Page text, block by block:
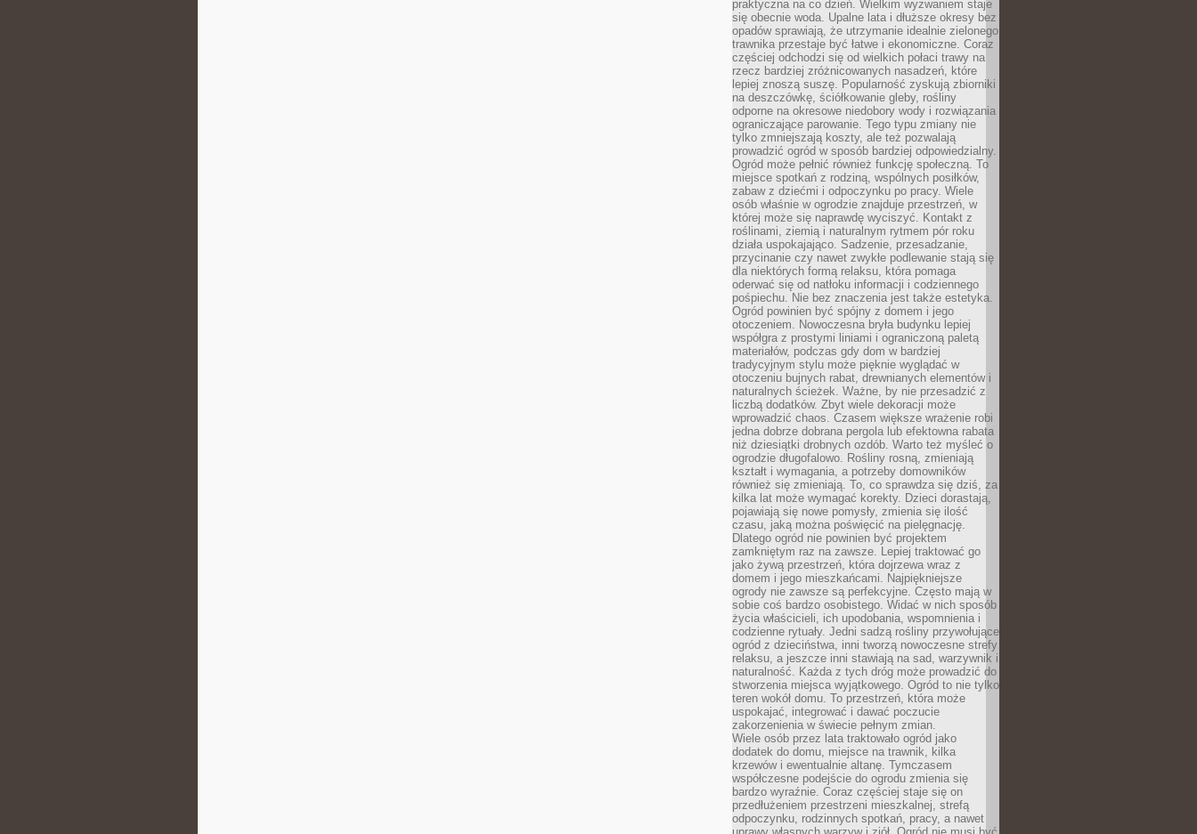
praktyczna na co dzień. Wielkim wyzwaniem staje
się obecnie woda. Upalne lata i dłuższe okresy bez
opadów sprawiają, że utrzymanie idealnie zielonego
trawnika przestaje być łatwe i ekonomiczne. Coraz
częściej odchodzi się od wielkich połaci trawy na
rzecz bardziej zróżnicowanych nasadzeń, które
lepiej znoszą suszę. Popularność zyskują zbiorniki
na deszczówkę, ściółkowanie gleby, rośliny
odporne na okresowe niedobory wody i rozwiązania
ograniczające parowanie. Tego typu zmiany nie
tylko zmniejszają koszty, ale też pozwalają
prowadzić ogród w sposób bardziej odpowiedzialny.
Ogród może pełnić również funkcję społeczną. To
miejsce spotkań z rodziną, wspólnych posiłków,
zabaw z dziećmi i odpoczynku po pracy. Wiele
osób właśnie w ogrodzie znajduje przestrzeń, w
której może się naprawdę wyciszyć. Kontakt z
roślinami, ziemią i naturalnym rytmem pór roku
działa uspokajająco. Sadzenie, przesadzanie,
przycinanie czy nawet zwykłe podlewanie stają się
dla niektórych formą relaksu, która pomaga
oderwać się od natłoku informacji i codziennego
pośpiechu. Nie bez znaczenia jest także estetyka.
Ogród powinien być spójny z domem i jego
otoczeniem. Nowoczesna bryła budynku lepiej
współgra z prostymi liniami i ograniczoną paletą
materiałów, podczas gdy dom w bardziej
tradycyjnym stylu może pięknie wyglądać w
otoczeniu bujnych rabat, drewnianych elementów i
naturalnych ścieżek. Ważne, by nie przesadzić z
liczbą dodatków. Zbyt wiele dekoracji może
wprowadzić chaos. Czasem większe wrażenie robi
jedna dobrze dobrana pergola lub efektowna rabata
niż dziesiątki drobnych ozdób. Warto też myśleć o
ogrodzie długofalowo. Rośliny rosną, zmieniają
kształt i wymagania, a potrzeby domowników
również się zmieniają. To, co sprawdza się dziś, za
kilka lat może wymagać korekty. Dzieci dorastają,
pojawiają się nowe pomysły, zmienia się ilość
czasu, jaką można poświęcić na pielęgnację.
Dlatego ogród nie powinien być projektem
zamkniętym raz na zawsze. Lepiej traktować go
jako żywą przestrzeń, która dojrzewa wraz z
domem i jego mieszkańcami. Najpiękniejsze
ogrody nie zawsze są perfekcyjne. Często mają w
sobie coś bardzo osobistego. Widać w nich sposób
życia właścicieli, ich upodobania, wspomnienia i
codzienne rytuały. Jedni sadzą rośliny przywołujące
ogród z dzieciństwa, inni tworzą nowoczesne strefy
relaksu, a jeszcze inni stawiają na sad, warzywnik i
naturalność. Każda z tych dróg może prowadzić do
stworzenia miejsca wyjątkowego. Ogród to nie tylko
teren wokół domu. To przestrzeń, która może
uspokajać, integrować i dawać poczucie
zakorzenienia w świecie pełnym zmian.
Wiele osób przez lata traktowało ogród jako
dodatek do domu, miejsce na trawnik, kilka
krzewów i ewentualnie altanę. Tymczasem
współczesne podejście do ogrodu zmienia się
bardzo wyraźnie. Coraz częściej staje się on
przedłużeniem przestrzeni mieszkalnej, strefą
odpoczynku, rodzinnych spotkań, pracy, a nawet